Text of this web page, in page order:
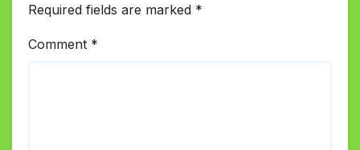
Required fields are marked *
Comment *